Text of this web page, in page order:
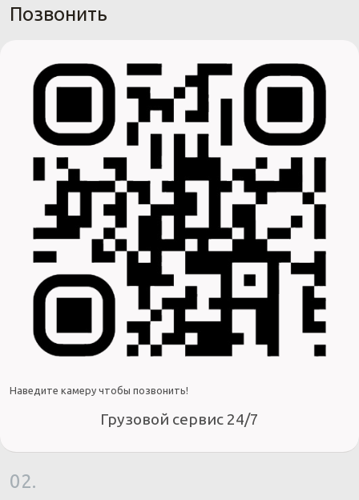
Позвонить
Наведите камеру чтобы позвонить!
Грузовой сервис 24/7
02.